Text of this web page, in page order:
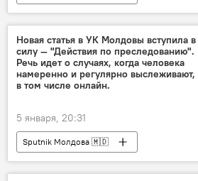
Новая статья в УК Молдовы вступила в
силу — "Действия по преследованию".
Речь идет о случаях, когда человека
намеренно и регулярно выслеживают,
в том числе онлайн.
5 января, 20:31
Sputnik Молдова 🇲🇩